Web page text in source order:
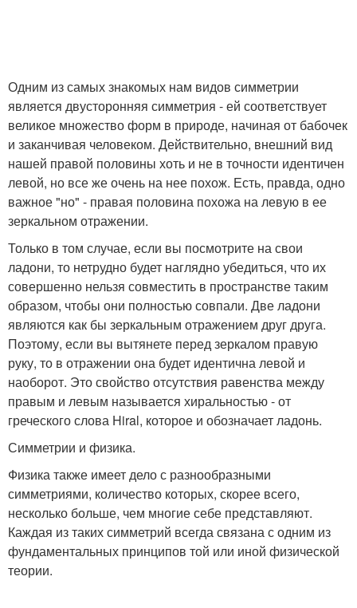
Одним из самых знакомых нам видов симметрии
является двусторонняя симметрия - ей соответствует
великое множество форм в природе, начиная от бабочек
и заканчивая человеком. Действительно, внешний вид
нашей правой половины хоть и не в точности идентичен
левой, но все же очень на нее похож. Есть, правда, одно
важное "но" - правая половина похожа на левую в ее
зеркальном отражении.
Только в том случае, если вы посмотрите на свои
ладони, то нетрудно будет наглядно убедиться, что их
совершенно нельзя совместить в пространстве таким
образом, чтобы они полностью совпали. Две ладони
являются как бы зеркальным отражением друг друга.
Поэтому, если вы вытянете перед зеркалом правую
руку, то в отражении она будет идентична левой и
наоборот. Это свойство отсутствия равенства между
правым и левым называется хиральностью - от
греческого слова Hiral, которое и обозначает ладонь.
Симметрии и физика.
Физика также имеет дело с разнообразными
симметриями, количество которых, скорее всего,
несколько больше, чем многие себе представляют.
Каждая из таких симметрий всегда связана с одним из
фундаментальных принципов той или иной физической
теории.